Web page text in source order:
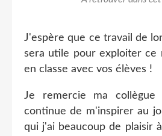
J'espère que ce travail de
sera utile pour exploiter ce
en classe avec vos élèves !
Je remercie ma
continue de m'inspirer au
qui j'ai beaucoup de plaisir